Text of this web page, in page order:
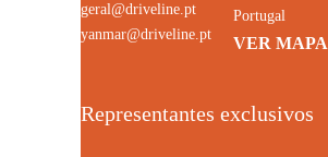
geral@driveline.pt
yanmar@driveline.pt
Portugal
VER MAPA
Representantes exclusivos